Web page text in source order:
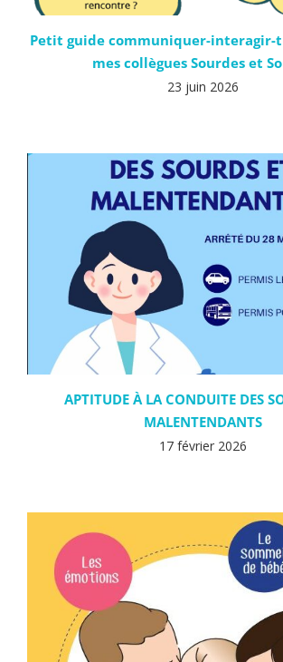
Petit guide communiquer-interagir-
mes collègues Sourdes et
23 juin 2026
APTITUDE À LA CONDUITE DES
MALENTENDANTS
17 février 2026